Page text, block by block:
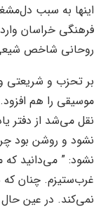
اینها به سبب
فرهنگی خراسان
روحانی شاخص
بر تحزب و شریعتی
موسیقی را هم
نقل می‌شد از دفتر
نشود و روشن بود
نشود: ” می‌‌دانید
غرب‌ستیزم. چنان
نمی‌کند. در عین